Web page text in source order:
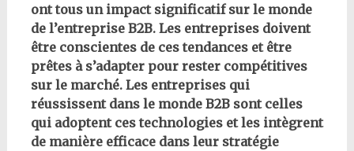
ont tous un impact significatif sur le monde
de l’entreprise B2B. Les entreprises doivent
être conscientes de ces tendances et être
prêtes à s’adapter pour rester compétitives
sur le marché. Les entreprises qui
réussissent dans le monde B2B sont celles
qui adoptent ces technologies et les intègrent
de manière efficace dans leur stratégie